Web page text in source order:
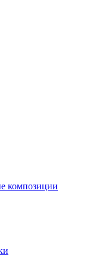
композиции